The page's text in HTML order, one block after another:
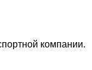
компании.